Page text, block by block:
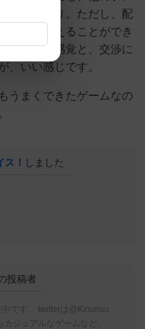
もらえたり。ただし、配
あり、植えることができ
るという感覚と、交渉に
、いい感じです。
うまくできたゲームなの
ス！ しました
投稿者
中です。 twitterは@Kinurisu
ジュアルなゲームなど、